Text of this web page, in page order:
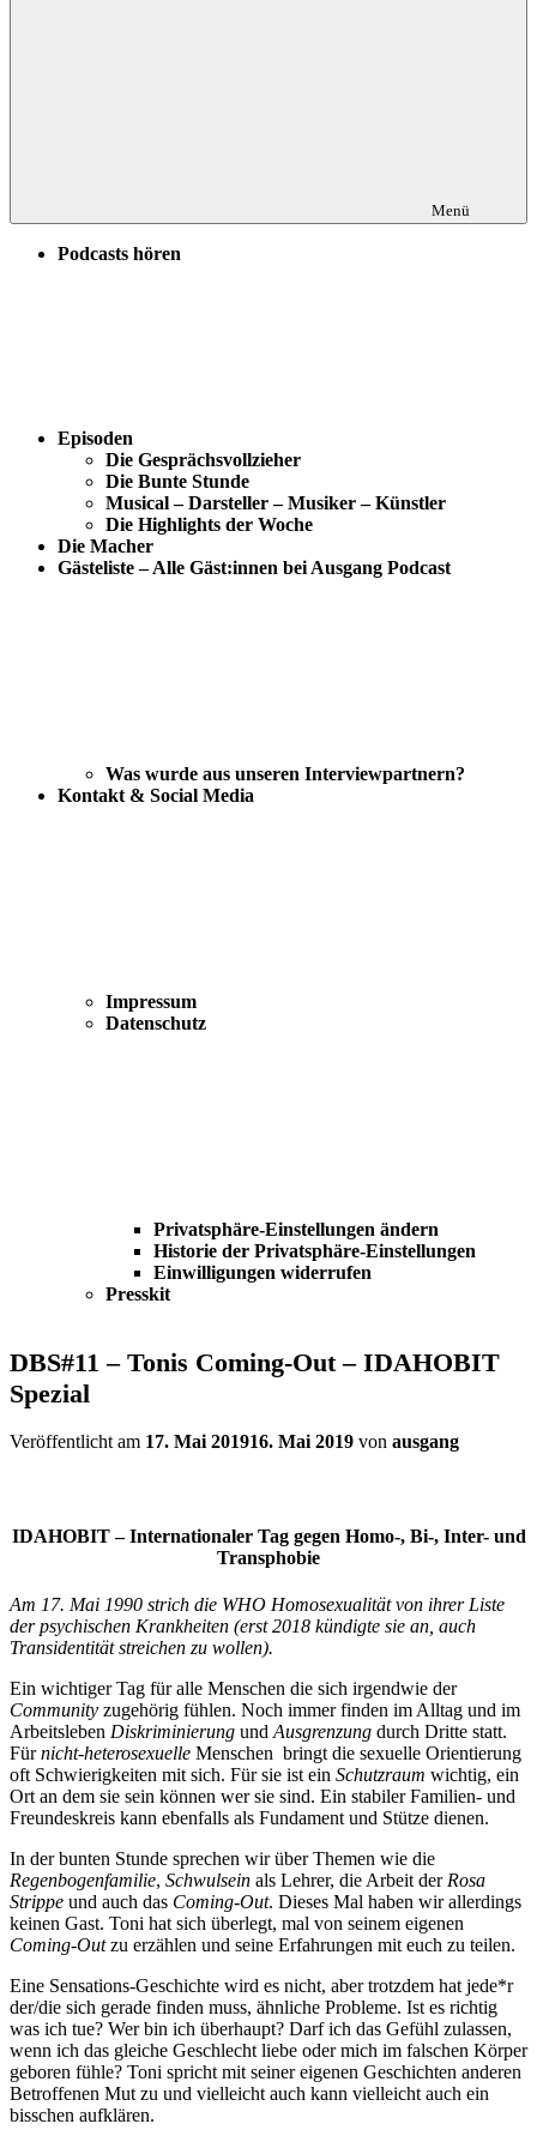
Menü
Podcasts hören
Episoden
Die Gesprächsvollzieher
Die Bunte Stunde
Musical – Darsteller – Musiker – Künstler
Die Highlights der Woche
Die Macher
Gästeliste – Alle Gäst:innen bei Ausgang Podcast
Was wurde aus unseren Interviewpartnern?
Kontakt & Social Media
Impressum
Datenschutz
Privatsphäre-Einstellungen ändern
Historie der Privatsphäre-Einstellungen
Einwilligungen widerrufen
Presskit
DBS#11 – Tonis Coming-Out – IDAHOBIT
Spezial
Veröffentlicht am 17. Mai 201916. Mai 2019 von ausgang
IDAHOBIT – Internationaler Tag gegen Homo-, Bi-, Inter- und
Transphobie
Am 17. Mai 1990 strich die WHO Homosexualität von ihrer Liste
der psychischen Krankheiten (erst 2018 kündigte sie an, auch
Transidentität streichen zu wollen).
Ein wichtiger Tag für alle Menschen die sich irgendwie der
Community zugehörig fühlen. Noch immer finden im Alltag und im
Arbeitsleben Diskriminierung und Ausgrenzung durch Dritte statt.
Fürnicht-heterosexuelle Menschen bringt die sexuelle Orientierung
oft Schwierigkeiten mit sich. Für sie ist ein Schutzraum wichtig, ein
Ort an dem sie sein können wer sie sind. Ein stabiler Familien- und
Freundeskreis kann ebenfalls als Fundament und Stütze dienen.
In der bunten Stunde sprechen wir über Themen wie die
Regenbogenfamilie, Schwulsein als Lehrer, die Arbeit der Rosa
Strippe und auch das Coming-Out. Dieses Mal haben wir allerdings
keinen Gast. Toni hat sich überlegt, mal von seinem eigenen
Coming-Outzu erzählen und seine Erfahrungen mit euch zu teilen.
Eine Sensations-Geschichte wird es nicht, aber trotzdem hat jede*r
der/die sich gerade finden muss, ähnliche Probleme. Ist es richtig
was ich tue? Wer bin ich überhaupt? Darf ich das Gefühl zulassen,
wenn ich das gleiche Geschlecht liebe oder mich im falschen Körper
geboren fühle? Toni spricht mit seiner eigenen Geschichten anderen
Betroffenen Mut zu und vielleicht auch kann vielleicht auch ein
bisschen aufklären.